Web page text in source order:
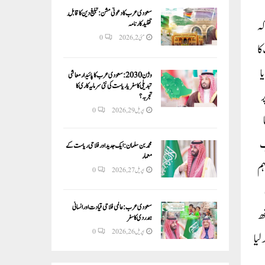
سعودی عرب کا دعوتی مشن: تبلیغ دین کا قابلِ
تقلید کارنامہ
مئی 2, 2026 0
وژن 2030:سعودی عرب کا پائیدار معاشی
تبدیلی کا سفر یا ریاست کی نئی سرمایہ کاری کا
تجربہ؟
اپریل 29, 2026 0
محمد بن سلمان: ایک جدید اور فلاحی ریاست کے
معمار
اپریل 27, 2026 0
سعودی عرب: عالمی فلاحی قیادت اور انسانی
ہمدردی کا سفر
اپریل 26, 2026 0